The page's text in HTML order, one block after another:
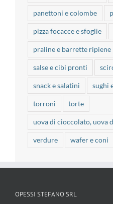
panettoni e colombe
pizza focacce e sfoglie
praline e barrette ripiene
salse e cibi pronti
snack e salatini sughi
torroni torte
uova di cioccolato, uova
verdure wafer e coni
OPESSI STEFANO SRL